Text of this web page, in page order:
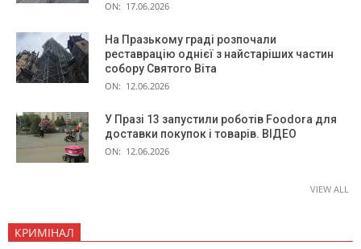
ON: 17.06.2026
На Празькому граді розпочали
реставрацію однієї з найстаріших частин
собору Святого Віта
ON: 12.06.2026
У Празі 13 запустили роботів Foodora для
доставки покупок і товарів. ВІДЕО
ON: 12.06.2026
VIEW ALL
КРИМІНАЛ